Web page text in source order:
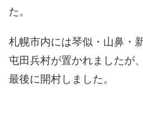
た。
札幌市内には琴似・山鼻・
屯田兵村が置かれましたが
最後に開村しました。